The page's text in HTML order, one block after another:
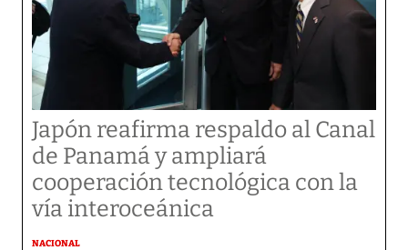
Japón reafirma respaldo al Canal
de Panamá y ampliará
cooperación tecnológica con la
vía interoceánica
NACIONAL